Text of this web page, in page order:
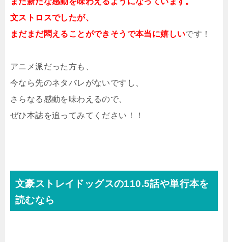
文ストロスでしたが、
まだまだ悶えることができそうで本当に嬉しいです！
アニメ派だった方も、
今なら先のネタバレがないですし、
さらなる感動を味わえるので、
ぜひ本誌を追ってみてください！！
文豪ストレイドッグスの110.5話や単行本を
読むなら